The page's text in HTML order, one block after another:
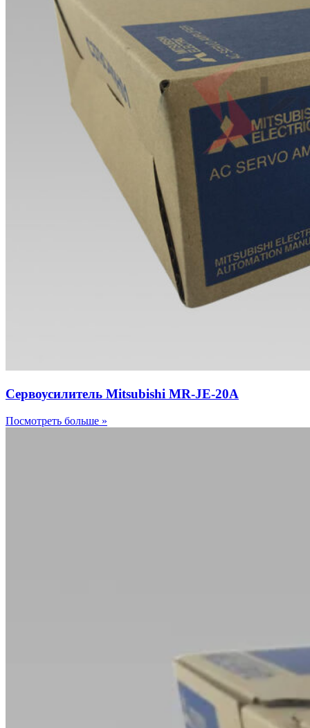
Сервоусилитель Mitsubishi MR-JE-20A
Посмотреть больше »